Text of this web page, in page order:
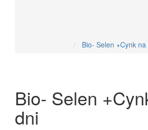
Bio- Selen +Cynk
Bio- Selen
dni